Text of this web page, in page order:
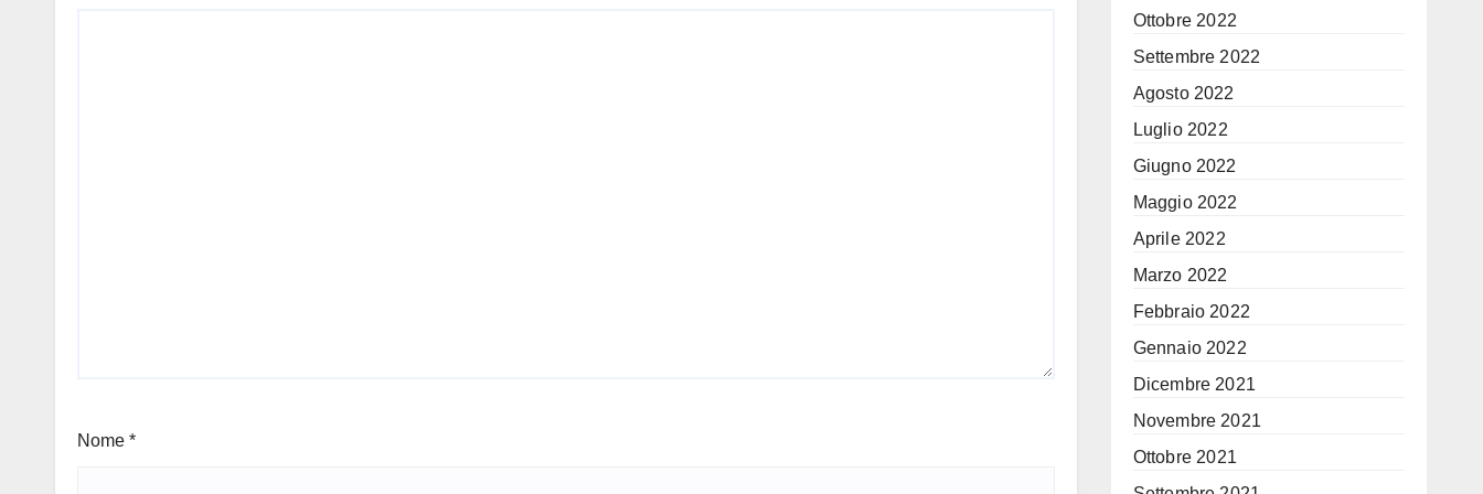
Nome *
Ottobre 2022
Settembre 2022
Agosto 2022
Luglio 2022
Giugno 2022
Maggio 2022
Aprile 2022
Marzo 2022
Febbraio 2022
Gennaio 2022
Dicembre 2021
Novembre 2021
Ottobre 2021